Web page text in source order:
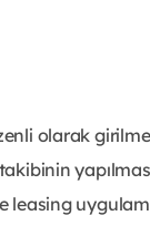
olarak
leasing